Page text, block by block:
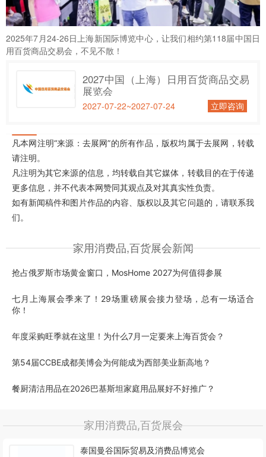
2025年7月24-26日上海新国际博览中心，让我们相约第118届中国日
用百货商品交易会，不见不散！
2027中国（上海）日用百货商品交易
展览会
2027-07-22~2027-07-24 立即咨询
凡本网注明“来源：去展网”的所有作品，版权均属于去展网，转载
请注明。
凡注明为其它来源的信息，均转载自其它媒体，转载目的在于传递
更多信息，并不代表本网赞同其观点及对其真实性负责。
如有新闻稿件和图片作品的内容、版权以及其它问题的，请联系我
们。
家用消费品,百货展会新闻
抢占俄罗斯市场黄金窗口，MosHome 2027为何值得参展
七月上海展会季来了！29场重磅展会接力登场，总有一场适合
你！
年度采购旺季就在这里！为什么7月一定要来上海百货会？
第54届CCBE成都美博会为何能成为西部美业新高地？
餐厨清洁用品在2026巴基斯坦家庭用品展好不好推广？
家用消费品,百货展会
泰国曼谷国际贸易及消费品博览会